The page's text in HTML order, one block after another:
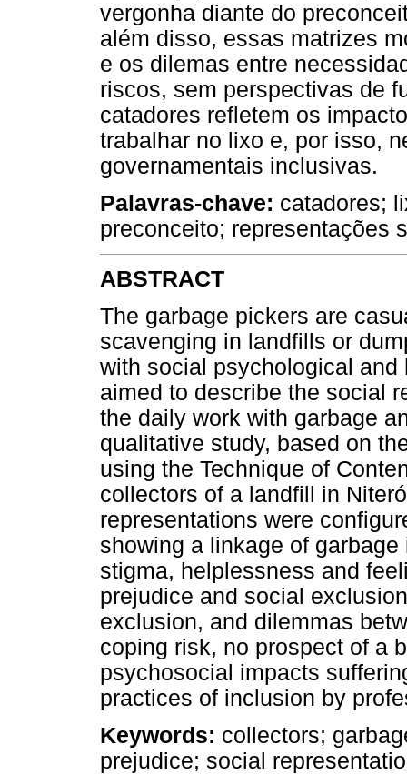
vergonha diante do
além disso, essas matrizes
e os dilemas entre
riscos, sem perspectivas de
catadores refletem os
trabalhar no lixo e, por isso,
governamentais inclusivas.
Palavras-chave: catadores;
preconceito; representações
ABSTRACT
The garbage pickers are
scavenging in landfills or
with social psychological
aimed to describe the social
the daily work with garbage
qualitative study, based on
using the Technique of
collectors of a landfill in
representations were
showing a linkage of
stigma, helplessness and
prejudice and social
exclusion, and dilemmas
coping risk, no prospect of a
psychosocial impacts
practices of inclusion by
Keywords: collectors;
prejudice; social